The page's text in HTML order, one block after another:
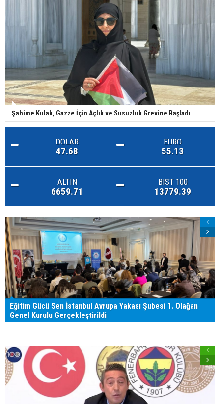
Şahime Kulak, Gazze İçin Açlık ve Susuzluk Grevine Başladı
DOLAR
47.68
EURO
55.13
ALTIN
6659.71
BIST 100
13779.39
Eğitim Gücü Sen İstanbul Avrupa Yakası Şubesi 1. Olağan
Genel Kurulu Gerçekleştirildi